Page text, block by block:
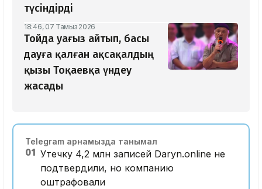
түсіндірді
18:46, 07 Тамыз 2026
Тойда уағыз айтып, басы
дауға қалған ақсақалдың
қызы Тоқаевқа үндеу
жасады
Telegram арнамызда танымал
01 Утечку 4,2 млн записей Daryn.online не
подтвердили, но компанию
оштрафовали